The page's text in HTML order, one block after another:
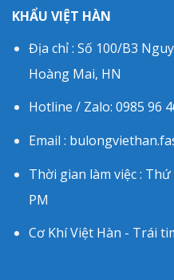
KHẨU VIỆT HÀN
Địa chỉ : Số 100/B3
Hoàng Mai, HN
Hotline / Zalo: 0985 96
Email :
Thời gian làm việc : Thứ
PM
Cơ Khí Việt Hàn - Trái